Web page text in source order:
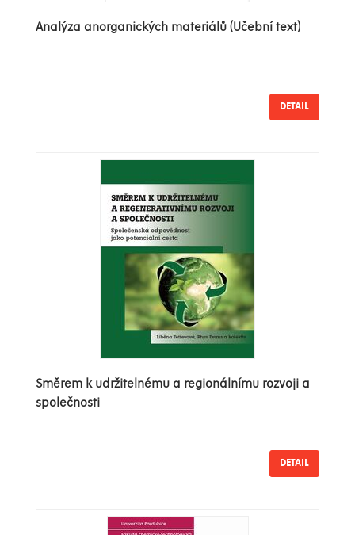
Analýza anorganických materiálů (Učební text)
DETAIL
Směrem k udržitelnému a regionálnímu rozvoji a
společnosti
DETAIL